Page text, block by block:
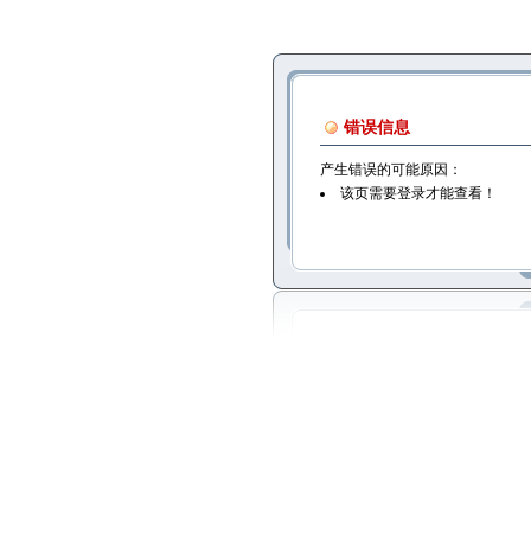
错误信息
产生错误的可能原因：
该页需要登录才能查看！